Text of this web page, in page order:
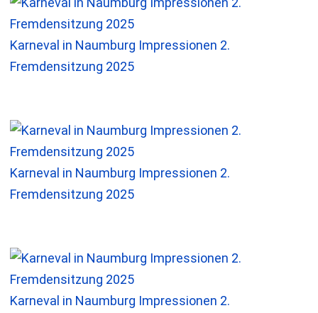
Karneval in Naumburg Impressionen 2.
Fremdensitzung 2025
Karneval in Naumburg Impressionen 2.
Fremdensitzung 2025
Karneval in Naumburg Impressionen 2.